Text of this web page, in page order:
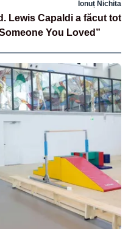
Ionuț Nichita
Lewis Capaldi a făcut tot
You Loved”